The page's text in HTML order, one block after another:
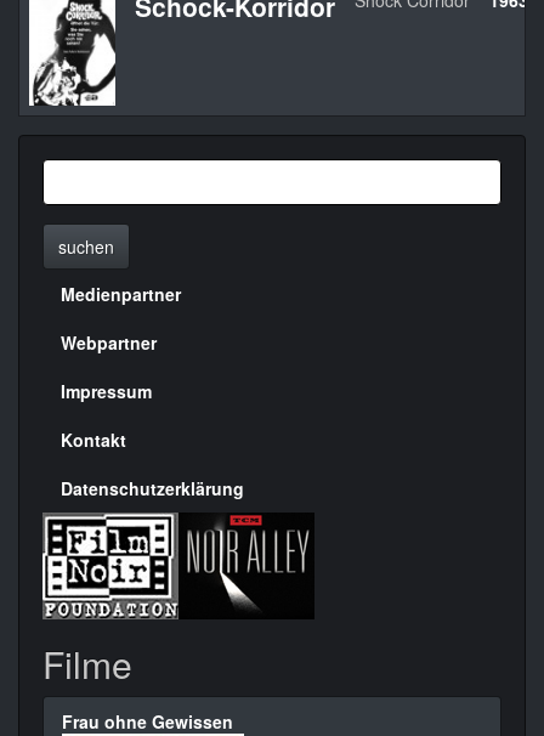
suchen
Menülinks
rechte
Seite
Medienpartner
Webpartner
Impressum
Kontakt
Datenschutzerklärung
Filme
Frau ohne Gewissen